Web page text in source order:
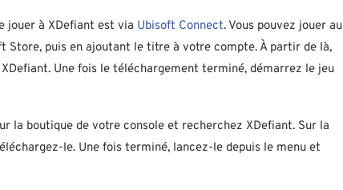
jouer à XDefiant est via Ubisoft Connect. Vous pouvez jouer au
Store, puis en ajoutant le titre à votre compte. À partir de là,
Une fois le téléchargement terminé, démarrez le jeu
la boutique de votre console et recherchez XDefiant. Sur la
le. Une fois terminé, lancez-le depuis le menu et